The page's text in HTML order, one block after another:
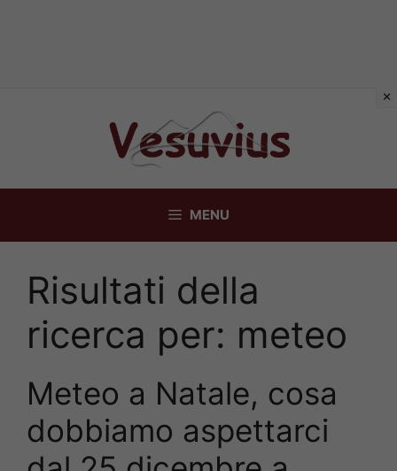
MENU
Risultati della
ricerca per: meteo
Meteo a Natale, cosa
dobbiamo aspettarci